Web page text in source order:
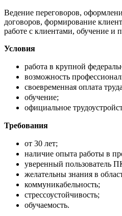
Ведение переговоров,
договоров, формирование
работе с клиентами, обучение и
Условия
работа в крупной
возможность
своевременная оплата
обучение;
официальное
Требования
от 30 лет;
наличие опыта работы в
уверенный пользователь
желательны знания в
коммуникабельность;
стрессоустойчивость;
обучаемость.